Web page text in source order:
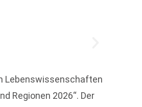
Lebenswissenschaften
Regionen 2026“. Der